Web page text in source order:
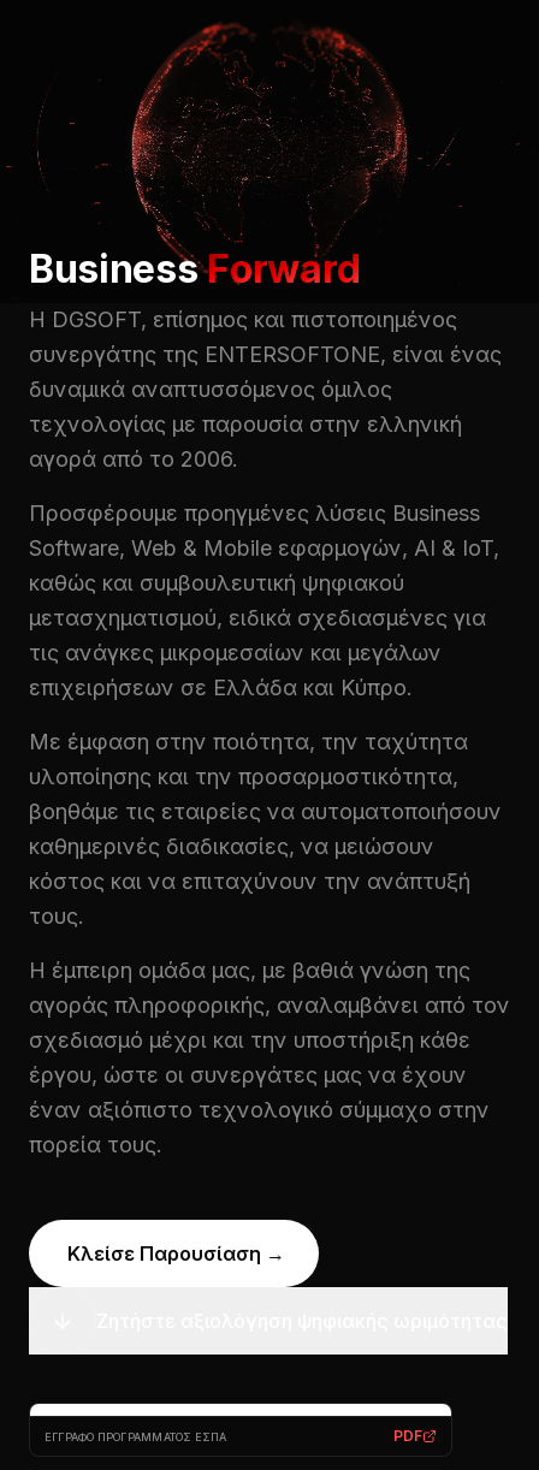
BusinessForward
Η DGSOFT, επίσημος και πιστοποιημένος
συνεργάτης της ENTERSOFTONE, είναι ένας
δυναμικά αναπτυσσόμενος όμιλος
τεχνολογίας με παρουσία στην ελληνική
αγορά από το 2006.
Προσφέρουμε προηγμένες λύσεις Business
Software, Web & Mobile εφαρμογών, AI & IoT,
καθώς και συμβουλευτική ψηφιακού
μετασχηματισμού, ειδικά σχεδιασμένες για
τις ανάγκες μικρομεσαίων και μεγάλων
επιχειρήσεων σε Ελλάδα και Κύπρο.
Με έμφαση στην ποιότητα, την ταχύτητα
υλοποίησης και την προσαρμοστικότητα,
βοηθάμε τις εταιρείες να αυτοματοποιήσουν
καθημερινές διαδικασίες, να μειώσουν
κόστος και να επιταχύνουν την ανάπτυξή
τους.
Η έμπειρη ομάδα μας, με βαθιά γνώση της
αγοράς πληροφορικής, αναλαμβάνει από τον
σχεδιασμό μέχρι και την υποστήριξη κάθε
έργου, ώστε οι συνεργάτες μας να έχουν
έναν αξιόπιστο τεχνολογικό σύμμαχο στην
πορεία τους.
Κλείσε Παρουσίαση →
ΈΓΓΡΑΦΟ ΠΡΟΓΡΆΜΜΑΤΟΣ ΕΣΠΑ PDF